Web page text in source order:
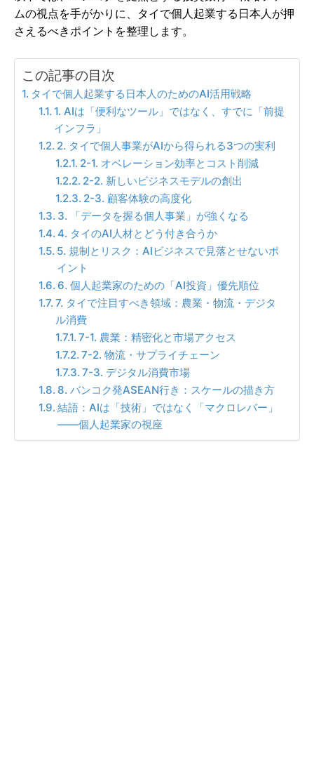
ムの視点を手がかりに、タイで個人起業する日本人が押
さえるべきポイントを整理します。
この記事の目次
タイで個人起業する日本人のためのAI活用戦略
1. AIは「便利なツール」ではなく、すでに「前提
インフラ」
2. タイで個人事業がAIから得られる3つの実利
2-1. オペレーション効率とコスト削減
2-2. 新しいビジネスモデルの創出
2-3. 顧客体験の高度化
3. 「データを握る個人事業」が強くなる
4. タイのAI人材とどう付き合うか
5. 規制とリスク：AIビジネスで見落とせないポ
イント
6. 個人起業家のための「AI投資」優先順位
7. タイで注目すべき領域：農業・物流・デジタ
ル消費
7-1. 農業：精密化と市場アクセス
7-2. 物流・サプライチェーン
7-3. デジタル消費市場
8. バンコク発ASEAN行き：スケールの描き方
結語：AIは「技術」ではなく「マクロレバー」
——個人起業家の視座